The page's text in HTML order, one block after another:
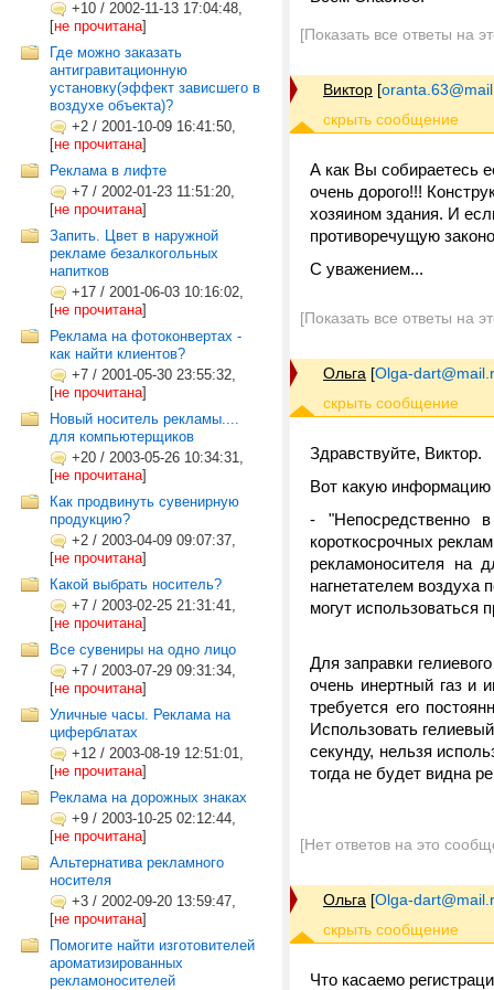
+10 / 2002-11-13 17:04:48,
[не прочитана]
Где можно заказать
антигравитационную
установку(эффект зависшего в
воздухе объекта)?
+2 / 2001-10-09 16:41:50,
[не прочитана]
Реклама в лифте
+7 / 2002-01-23 11:51:20,
[не прочитана]
Запить. Цвет в наружной
рекламе безалкогольных
напитков
+17 / 2001-06-03 10:16:02,
[не прочитана]
Реклама на фотоконвертах -
как найти клиентов?
+7 / 2001-05-30 23:55:32,
[не прочитана]
Новый носитель рекламы....
для компьютерщиков
+20 / 2003-05-26 10:34:31,
[не прочитана]
Как продвинуть сувенирную
продукцию?
+2 / 2003-04-09 09:07:37,
[не прочитана]
Какой выбрать носитель?
+7 / 2003-02-25 21:31:41,
[не прочитана]
Все сувениры на одно лицо
+7 / 2003-07-29 09:31:34,
[не прочитана]
Уличные часы. Реклама на
циферблатах
+12 / 2003-08-19 12:51:01,
[не прочитана]
Реклама на дорожных знаках
+9 / 2003-10-25 02:12:44,
[не прочитана]
Альтернатива рекламного
носителя
+3 / 2002-09-20 13:59:47,
[не прочитана]
Помогите найти изготовителей
ароматизированных
рекламоносителей
[Показать все ответы на
Виктор [
А как Вы собираетесь
очень дорого!!!
хозяином здания. И
противоречущую
С уважением...
[Показать все ответы на
Ольга [Olga-
Здравствуйте, Виктор.
Вот какую информацию
- "Непосредственно
короткосрочных
рекламоносителя на
нагнетателем воздуха
могут использоваться
Для заправки
очень инертный газ и
требуется его
Использовать
секунду, нельзя
тогда не будет видна
[Нет ответов на это
Ольга [Olga-
Что касаемо